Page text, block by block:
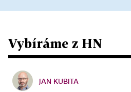
Vybíráme z HN
JAN KUBITA